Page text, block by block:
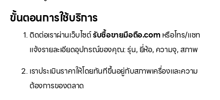
ขั้นตอนการใช้บริการ
ติดต่อเราผ่านเว็บไซต์รับซื้อขายมือถือ.com หรือโทร/แชท
แจ้งรายละเอียดอุปกรณ์ของคุณ: รุ่น, ยี่ห้อ, ความจุ, สภาพ
เราประเมินราคาให้โดยทันทีขึ้นอยู่กับสภาพเครื่องและความ
ต้องการของตลาด